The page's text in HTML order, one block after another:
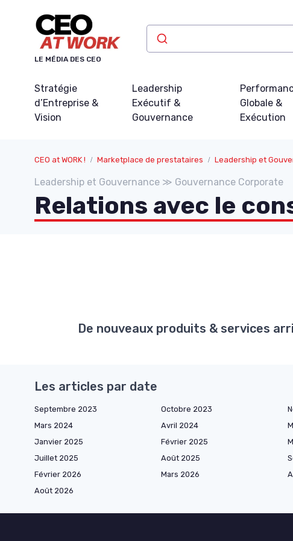
LE MÉDIA DES CEO
Stratégie
d’Entreprise &
Vision
Leadership
Exécutif &
Gouvernance
Globale &
Exécution
CEO at WORK ! Marketplace de prestataires Leadership et
Leadership et Gouvernance ≫ Gouvernance Corporate
Relations avec le
De nouveaux produits & services
Les articles par date
Septembre 2023 Octobre 2023
Mars 2024
Avril 2024
Janvier 2025
Février 2025
Juillet 2025
Août 2025
Février 2026
Mars 2026
Août 2026